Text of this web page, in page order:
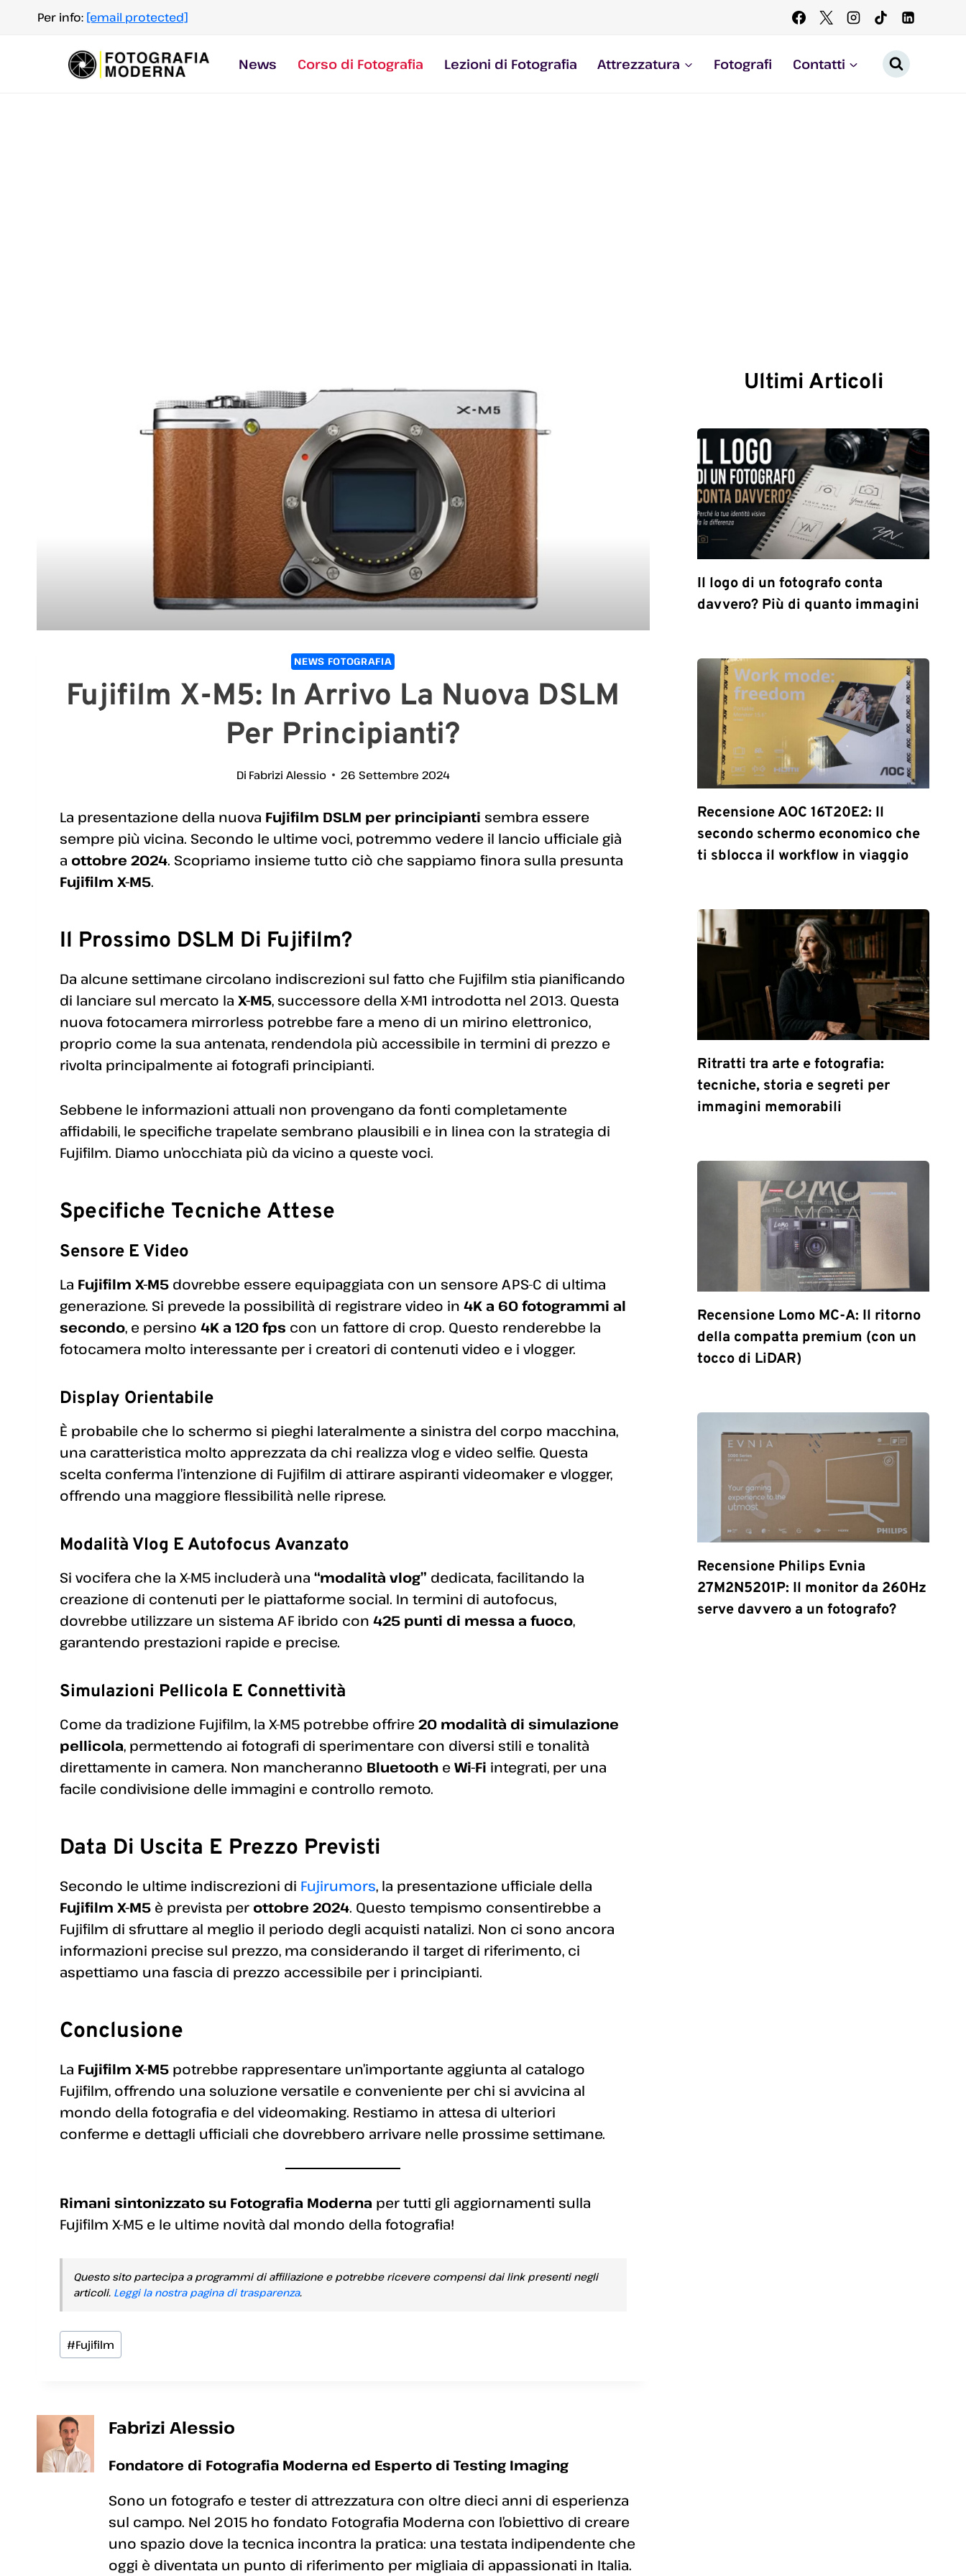
contenuto
Per info: [email protected]
News Corso di Fotografia Lezioni di Fotografia Attrezzatura Fotografi Contatti
NEWS FOTOGRAFIA
Fujifilm X-M5: In Arrivo La Nuova DSLM
Per Principianti?
Di Fabrizi Alessio 26 Settembre 2024
La presentazione della nuova Fujifilm DSLM per principianti sembra essere
sempre più vicina. Secondo le ultime voci, potremmo vedere il lancio ufficiale già
a ottobre 2024. Scopriamo insieme tutto ciò che sappiamo finora sulla presunta
Fujifilm X-M5.
Il Prossimo DSLM Di Fujifilm?
Da alcune settimane circolano indiscrezioni sul fatto che Fujifilm stia pianificando
di lanciare sul mercato la X-M5, successore della X-M1 introdotta nel 2013. Questa
nuova fotocamera mirrorless potrebbe fare a meno di un mirino elettronico,
proprio come la sua antenata, rendendola più accessibile in termini di prezzo e
rivolta principalmente ai fotografi principianti.
Sebbene le informazioni attuali non provengano da fonti completamente
affidabili, le specifiche trapelate sembrano plausibili e in linea con la strategia di
Fujifilm. Diamo un’occhiata più da vicino a queste voci.
Specifiche Tecniche Attese
Sensore E Video
La Fujifilm X-M5 dovrebbe essere equipaggiata con un sensore APS-C di ultima
generazione. Si prevede la possibilità di registrare video in 4K a 60 fotogrammi al
secondo, e persino 4K a 120 fps con un fattore di crop. Questo renderebbe la
fotocamera molto interessante per i creatori di contenuti video e i vlogger.
Display Orientabile
È probabile che lo schermo si pieghi lateralmente a sinistra del corpo macchina,
una caratteristica molto apprezzata da chi realizza vlog e video selfie. Questa
scelta conferma l’intenzione di Fujifilm di attirare aspiranti videomaker e vlogger,
offrendo una maggiore flessibilità nelle riprese.
Modalità Vlog E Autofocus Avanzato
Si vocifera che la X-M5 includerà una “modalità vlog” dedicata, facilitando la
creazione di contenuti per le piattaforme social. In termini di autofocus,
dovrebbe utilizzare un sistema AF ibrido con 425 punti di messa a fuoco,
garantendo prestazioni rapide e precise.
Simulazioni Pellicola E Connettività
Come da tradizione Fujifilm, la X-M5 potrebbe offrire 20 modalità di simulazione
pellicola, permettendo ai fotografi di sperimentare con diversi stili e tonalità
direttamente in camera. Non mancheranno Bluetooth e Wi-Fi integrati, per una
facile condivisione delle immagini e controllo remoto.
Data Di Uscita E Prezzo Previsti
Secondo le ultime indiscrezioni di Fujirumors, la presentazione ufficiale della
Fujifilm X-M5 è prevista per ottobre 2024. Questo tempismo consentirebbe a
Fujifilm di sfruttare al meglio il periodo degli acquisti natalizi. Non ci sono ancora
informazioni precise sul prezzo, ma considerando il target di riferimento, ci
aspettiamo una fascia di prezzo accessibile per i principianti.
Conclusione
La Fujifilm X-M5 potrebbe rappresentare un’importante aggiunta al catalogo
Fujifilm, offrendo una soluzione versatile e conveniente per chi si avvicina al
mondo della fotografia e del videomaking. Restiamo in attesa di ulteriori
conferme e dettagli ufficiali che dovrebbero arrivare nelle prossime settimane.
Rimani sintonizzato su Fotografia Moderna per tutti gli aggiornamenti sulla
Fujifilm X-M5 e le ultime novità dal mondo della fotografia!
Questo sito partecipa a programmi di affiliazione e potrebbe ricevere compensi dai link presenti negli
articoli. Leggi la nostra pagina di trasparenza.
Tag
articolo:
#Fujifilm
Fabrizi Alessio
Fondatore di Fotografia Moderna ed Esperto di Testing Imaging
Sono un fotografo e tester di attrezzatura con oltre dieci anni di esperienza
sul campo. Nel 2015 ho fondato Fotografia Moderna con l’obiettivo di creare
uno spazio dove la tecnica incontra la pratica: una testata indipendente che
oggi è diventata un punto di riferimento per migliaia di appassionati in Italia.
Ultimi Articoli
Il logo di un fotografo conta
davvero? Più di quanto immagini
Recensione AOC 16T20E2: Il
secondo schermo economico che
ti sblocca il workflow in viaggio
Ritratti tra arte e fotografia:
tecniche, storia e segreti per
immagini memorabili
Recensione Lomo MC-A: Il ritorno
della compatta premium (con un
tocco di LiDAR)
Recensione Philips Evnia
27M2N5201P: Il monitor da 260Hz
serve davvero a un fotografo?